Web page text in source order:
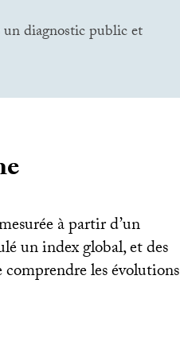
diagnostic public et
à partir d’un
un index global, et des
les évolutions